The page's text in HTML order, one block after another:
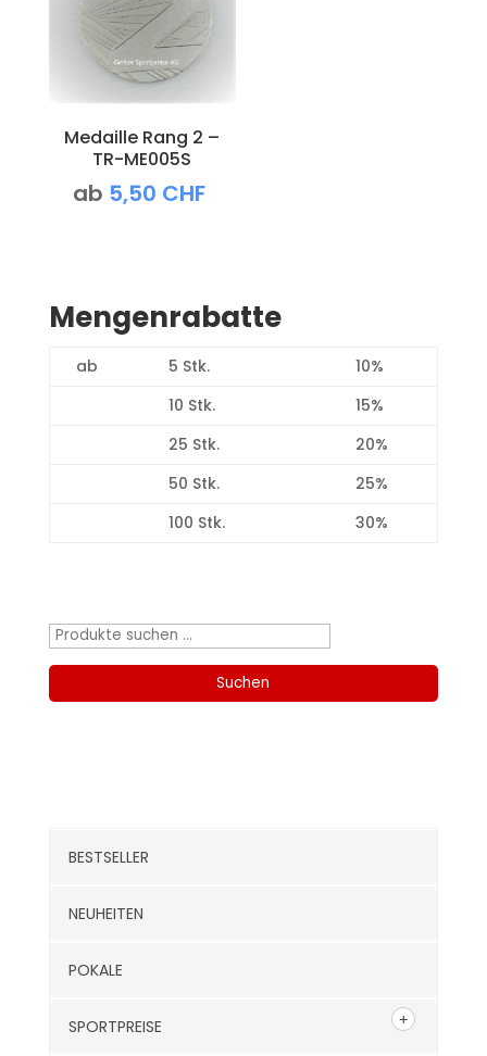
Medaille Rang 2 –
TR-ME005S
ab 5,50 CHF
Mengenrabatte
ab 5 Stk.
10%
10 Stk.
15%
25 Stk.
20%
50 Stk.
25%
100 Stk.
30%
Suchen
Suchen
BESTSELLER
NEUHEITEN
POKALE
SPORTPREISE